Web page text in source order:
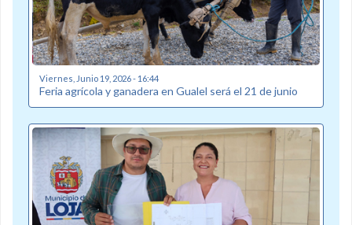
Viernes, Junio 19, 2026 - 16:44
Feria agrícola y ganadera en Gualel será el 21 de junio